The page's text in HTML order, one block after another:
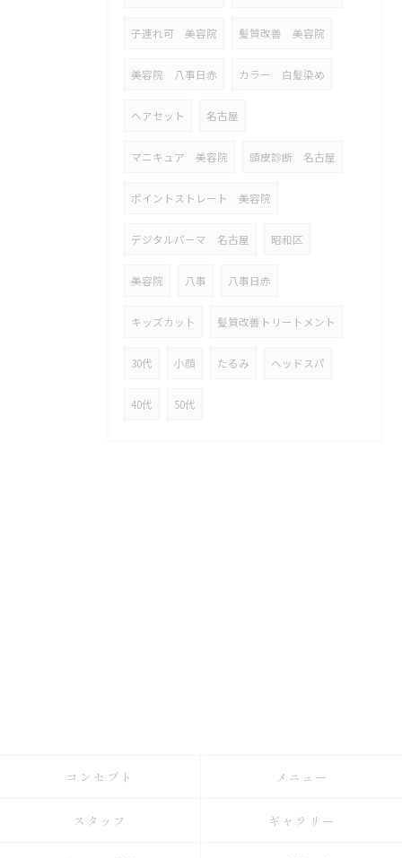
子連れ可 美容院 髪質改善 美容院
美容院 八事日赤 カラー 白髪染め
ヘアセット 名古屋
マニキュア 美容院 頭皮診断 名古屋
ポイントストレート 美容院
デジタルパーマ 名古屋 昭和区
美容院 八事 八事日赤
キッズカット 髪質改善トリートメント
30代 小顔 たるみ ヘッドスパ
40代 50代
コンセプト メニュー
スタッフ ギャラリー